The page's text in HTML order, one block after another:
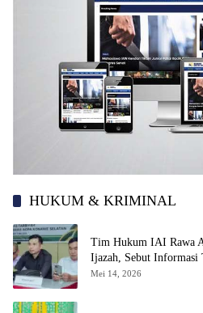
HUKUM & KRIMINAL
Tim Hukum IAI Rawa
Ijazah, Sebut Informasi
Mei 14, 2026